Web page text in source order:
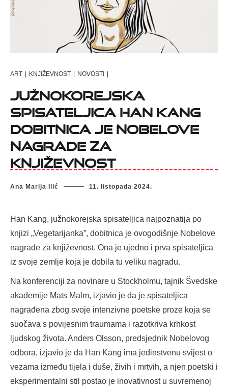
ART | KNJIŽEVNOST | NOVOSTI |
Južnokorejska
spisateljica Han Kang
dobitnica je Nobelove
nagrade za
književnost
Ana Marija Ilić 11. listopada 2024.
Han Kang, južnokorejska spisateljica najpoznatija po
knjizi „Vegetarijanka”, dobitnica je ovogodišnje Nobelove
nagrade za književnost. Ona je ujedno i prva spisateljica
iz svoje zemlje koja je dobila tu veliku nagradu.
Na konferenciji za novinare u Stockholmu, tajnik Švedske
akademije Mats Malm, izjavio je da je spisateljica
nagrađena zbog svoje intenzivne poetske proze koja se
suočava s povijesnim traumama i razotkriva krhkost
ljudskog života. Anders Olsson, predsjednik Nobelovog
odbora, izjavio je da Han Kang ima jedinstvenu svijest o
vezama između tijela i duše, živih i mrtvih, a njen poetski i
eksperimentalni stil postao je inovativnost u suvremenoj